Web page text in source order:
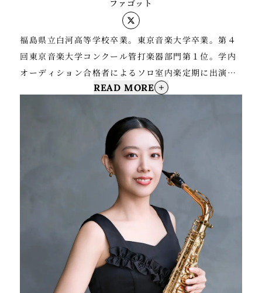
ファゴット
福島県立白河高等学校卒業。東京音楽大学卒業。第４
回東京音楽大学コンクール管打楽器部門第１位。学内
オーディション合格者によるソロ室内楽定期に出演。
2007年〜2010年、兵庫県立芸術文化センター管弦楽
ハーモニー交響楽団契約団員を務める。アフィニス夏
の音楽祭に参加。これまでに、霧生吉秀、水谷上総、
太田茂、故・菅原眸、Mor.Biron各氏に師事。
READ MORE